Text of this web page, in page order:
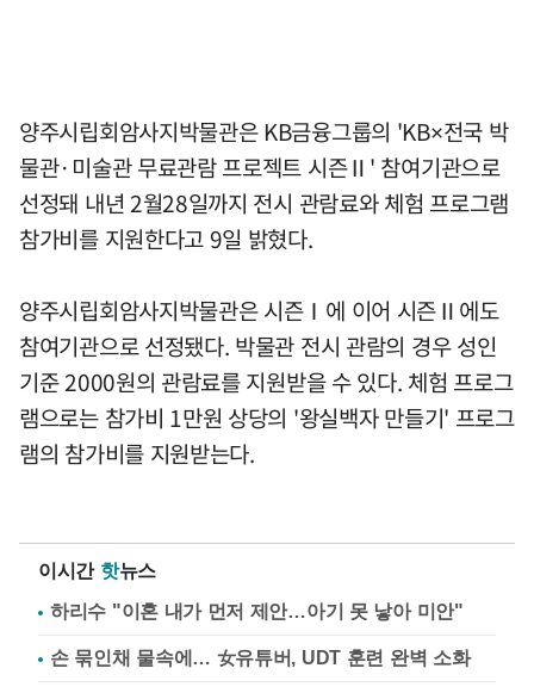
양주시립회암사지박물관은 KB금융그룹의 'KB×전국 박
물관·미술관 무료관람 프로젝트 시즌Ⅱ' 참여기관으로
선정돼 내년 2월28일까지 전시 관람료와 체험 프로그램
참가비를 지원한다고 9일 밝혔다.
양주시립회암사지박물관은 시즌Ⅰ에 이어 시즌Ⅱ에도
참여기관으로 선정됐다. 박물관 전시 관람의 경우 성인
기준 2000원의 관람료를 지원받을 수 있다. 체험 프로그
램으로는 참가비 1만원 상당의 '왕실백자 만들기' 프로그
램의 참가비를 지원받는다.
이시간 핫뉴스
하리수 "이혼 내가 먼저 제안…아기 못 낳아 미안"
손 묶인채 물속에… 女유튜버, UDT 훈련 완벽 소화